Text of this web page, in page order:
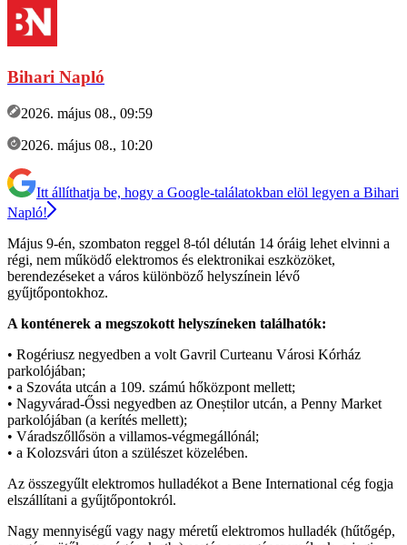
Bihari Napló
2026. május 08., 09:59
2026. május 08., 10:20
Itt állíthatja be, hogy a Google-találatokban elöl legyen a Bihari
Napló!
Május 9-én, szombaton reggel 8-tól délután 14 óráig lehet elvinni a
régi, nem működő elektromos és elektronikai eszközöket,
berendezéseket a város különböző helyszínein lévő
gyűjtőpontokhoz.
A konténerek a megszokott helyszíneken találhatók:
• Rogériusz negyedben a volt Gavril Curteanu Városi Kórház
parkolójában;
• a Szováta utcán a 109. számú hőközpont mellett;
• Nagyvárad-Őssi negyedben az Oneștilor utcán, a Penny Market
parkolójában (a kerítés mellett);
• Váradszőllősön a villamos-végmegállónál;
• a Kolozsvári úton a szülészet közelében.
Az összegyűlt elektromos hulladékot a Bene International cég fogja
elszállítani a gyűjtőpontokról.
Nagy mennyiségű vagy nagy méretű elektromos hulladék (hűtőgép,